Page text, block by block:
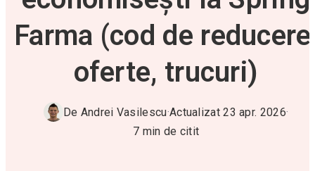
Farma (cod de
oferte, trucuri)
De Andrei Vasilescu·Actualizat 23 apr. 2026·
7 min de citit